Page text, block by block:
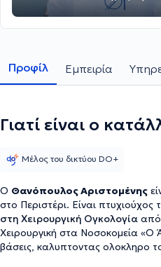
Προφίλ Εμπειρία
Γιατί είναι ο
Ο Θανόπουλος Αριστομένης
στο Περιστέρι. Είναι
στη Χειρουργική Ογκολογία από
Χειρουργική στα Νοσοκομεία «Ο
βάσεις, καλυπτοντας ολοκληρο
Μέλος του δικτύου DO+